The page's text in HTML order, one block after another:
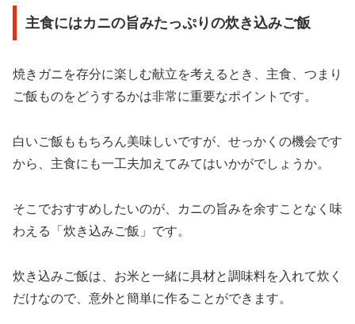
主食にはカニの旨みたっぷりの炊き込みご飯
焼きガニを存分に楽しむ献立を考えるとき、主食、つまり
ご飯ものをどうするかは非常に重要なポイントです。
白いご飯ももちろん美味しいですが、せっかくの機会です
から、主食にも一工夫加えてみてはいかがでしょうか。
そこでおすすめしたいのが、カニの旨みを余すことなく味
わえる「炊き込みご飯」です。
炊き込みご飯は、お米と一緒に具材と調味料を入れて炊く
だけなので、意外と簡単に作ることができます。